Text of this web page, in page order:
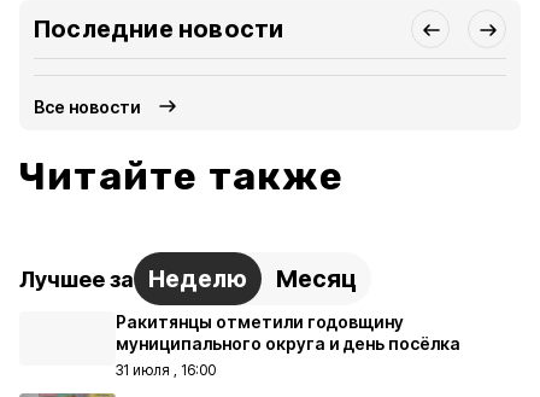
Последние новости
Все новости
Читайте также
Лучшее за Неделю Месяц
Ракитянцы отметили годовщину
муниципального округа и день посёлка
31 июля , 16:00